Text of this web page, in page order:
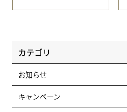
カテゴリ
お知らせ
キャンペーン